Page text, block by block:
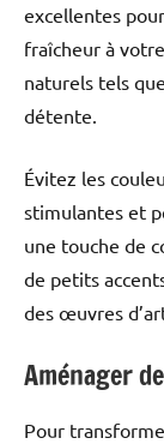
excellentes
fraîcheur à
naturels tels
détente.
Évitez les
stimulantes et
une touche de
de petits
des œuvres
Aménager
Pour